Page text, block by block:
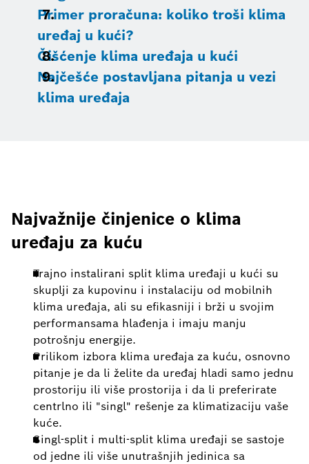
Primer proračuna: koliko troši klima
uređaj u kući?
Čišćenje klima uređaja u kući
Najčešće postavljana pitanja u vezi
klima uređaja
Najvažnije činjenice o klima
uređaju za kuću
Trajno instalirani split klima uređaji u kući su
skuplji za kupovinu i instalaciju od mobilnih
klima uređaja, ali su efikasniji i brži u svojim
performansama hlađenja i imaju manju
potrošnju energije.
Prilikom izbora klima uređaja za kuću, osnovno
pitanje je da li želite da uređaj hladi samo jednu
prostoriju ili više prostorija i da li preferirate
centrlno ili "singl" rešenje za klimatizaciju vaše
kuće.
Singl-split i multi-split klima uređaji se sastoje
od jedne ili više unutrašnjih jedinica sa